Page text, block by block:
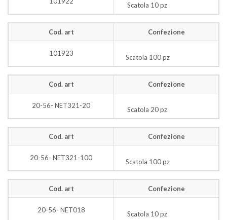
Scatola 10 pz
Cod. art Confezione
101923 Scatola 100 pz
Cod. art Confezione
20-56- NET321-20 Scatola 20 pz
Cod. art Confezione
20-56- NET321-100 Scatola 100 pz
Cod. art Confezione
20-56- NET018 Scatola 10 pz